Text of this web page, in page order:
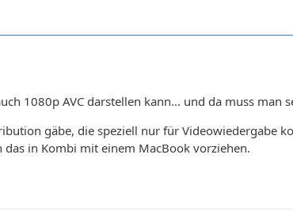
1080p AVC darstellen kann... und da muss man
gäbe, die speziell nur für Videowiedergabe
das in Kombi mit einem MacBook vorziehen.